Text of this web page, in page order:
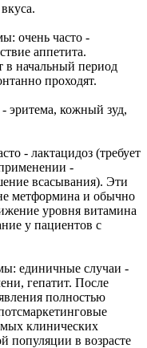
очень часто -
аппетита.
в начальный период
проходят.
эритема, кожный зуд,
- лактацидоз (требует
-
всасывания). Эти
метформина и обычно
уровня витамина
у пациентов с
единичные случаи -
гепатит. После
полностью
клинических
популяции в возрасте